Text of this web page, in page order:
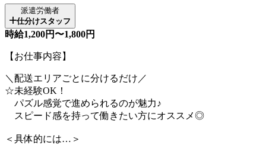
派遣労働者
仕分けスタッフ
時給1,200円〜1,800円
【お仕事内容】
＼配送エリアごとに分けるだけ／
☆未経験OK！
パズル感覚で進められるのが魅力♪
スピード感を持って働きたい方にオススメ◎
＜具体的には…＞